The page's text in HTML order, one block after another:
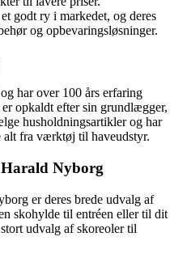
godt ry i markedet, og deres
og opbevaringsløsninger.
har over 100 års erfaring
opkaldt efter sin grundlægger,
husholdningsartikler og har
alt fra værktøj til haveudstyr.
Harald Nyborg
er deres brede udvalg af
skohylde til entréen eller til dit
udvalg af skoreoler til